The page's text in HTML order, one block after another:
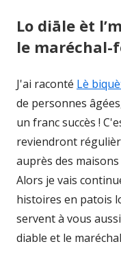
Lo diāle èt
le
J'ai raconté Lè
de personnes
un franc succès !
reviendront
auprès des
Alors je vais
histoires en patois
servent à vous
diable et le